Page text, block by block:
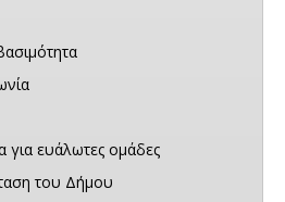
για ευάλωτες ομάδες
του Δήμου